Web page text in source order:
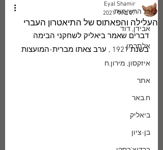
כל הרשימות
אבידן, דוד
אלתרמן
איזקסון, מירון.ח
אתר
ח.באר
ביאליק
בן-ציון
העלילה והפאתוס של התיאטרון העברי
Eyal Shamir
27 ביולי 2021
דברים שאמר ביאליק לשחקני הבימה
בשנת 1921 , ערב צאתו מברית-המועצות